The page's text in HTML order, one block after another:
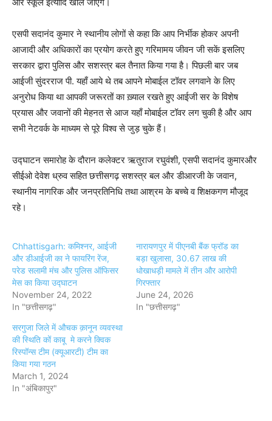
एसपी सदानंद कुमार ने स्थानीय लोगों से कहा कि आप निर्भीक होकर अपनी
आजादी और अधिकारों का प्रयोग करते हुए गरिमामय जीवन जी सकें इसलिए
सरकार द्वारा पुलिस और सशस्त्र बल तैनात किया गया है। पिछली बार जब
आईजी सुंदरराज पी. यहाँ आये थे तब आपने मोबाईल टॉवर लगवाने के लिए
अनुरोध किया था आपकी जरूरतों का ख़्याल रखते हुए आईजी सर के विशेष
प्रयास और जवानों की मेहनत से आज यहाँ मोबाईल टॉवर लग चुकी है और आप
सभी नेटवर्क के माध्यम से पूरे विश्व से जुड़ चुके हैं।
उद्घाटन समारोह के दौरान कलेक्टर ऋतुराज रघुवंशी, एसपी सदानंद कुमारऔर
सीईओ देवेश ध्रुव सहित छत्तीसगढ़ सशस्त्र बल और डीआरजी के जवान,
स्थानीय नागरिक और जनप्रतिनिधि तथा आश्रम के बच्चे व शिक्षकगण मौजूद
रहे।
Chhattisgarh: कमिश्नर, आईजी
और डीआईजी का ने फायरिंग रेंज,
परेड सलामी मंच और पुलिस ऑफिसर
मेस का किया उद्घाटन
November 24, 2022
In "छत्तीसगढ़"
नारायणपुर में पीएनबी बैंक फ्रॉड का
बड़ा खुलासा, 30.67 लाख की
धोखाधड़ी मामले में तीन और आरोपी
गिरफ्तार
June 24, 2026
In "छत्तीसगढ़"
सरगुजा जिले में औचक क़ानून व्यवस्था
की स्थिति कों काबू मे करने क्विक
रिस्पॉन्स टीम (क्यूआरटी) टीम का
किया गया गठन
March 1, 2024
In "अंबिकापुर"